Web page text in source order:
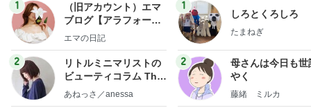
1
（旧アカウント）エマ
ブログ【アラフォー会
社売却セカンドライ
エマの日記
2
リトルミニマリストの
ビューティコラム The
little minimalist's bea
あねっさ／anessa
1
しろとくろしろ
たまねぎ
2
母さんは今日も世
やく
藤緒 ミルカ